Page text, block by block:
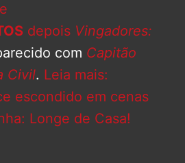
depois Vingadores:
com Capitão
Civil. Leia mais:
escondido em cenas
Longe de Casa!